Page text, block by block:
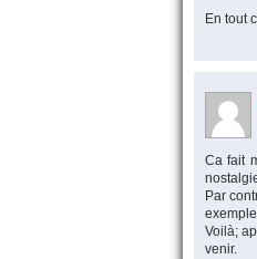
En tout
Ca fait
Par
Voilà;
venir.